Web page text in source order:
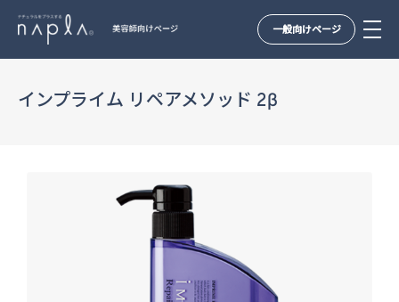
一般向けページ
インプライム リペアメソッド 2β